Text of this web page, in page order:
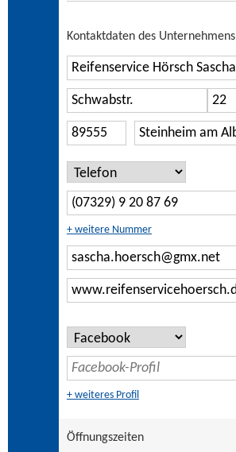
Kontaktdaten des Unternehmens
+ weitere Nummer
+ weiteres Profil
Öffnungszeiten